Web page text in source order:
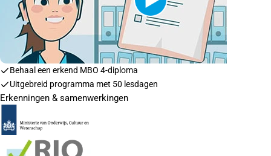
Behaal een erkend MBO 4-diploma
Uitgebreid programma met 50 lesdagen
Erkenningen & samenwerkingen